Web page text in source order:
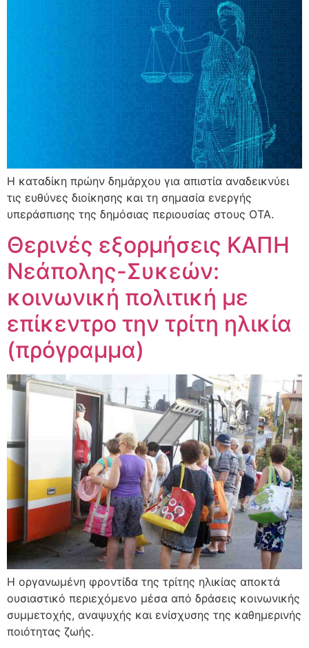
Η καταδίκη πρώην δημάρχου για απιστία αναδεικνύει
τις ευθύνες διοίκησης και τη σημασία ενεργής
υπεράσπισης της δημόσιας περιουσίας στους ΟΤΑ.
Θερινές εξορμήσεις ΚΑΠΗ
Νεάπολης-Συκεών:
κοινωνική πολιτική με
επίκεντρο την τρίτη ηλικία
(πρόγραμμα)
Η οργανωμένη φροντίδα της τρίτης ηλικίας αποκτά
ουσιαστικό περιεχόμενο μέσα από δράσεις κοινωνικής
συμμετοχής, αναψυχής και ενίσχυσης της καθημερινής
ποιότητας ζωής.